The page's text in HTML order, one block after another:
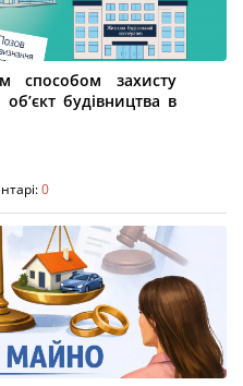
способом захисту
будівництва в
0